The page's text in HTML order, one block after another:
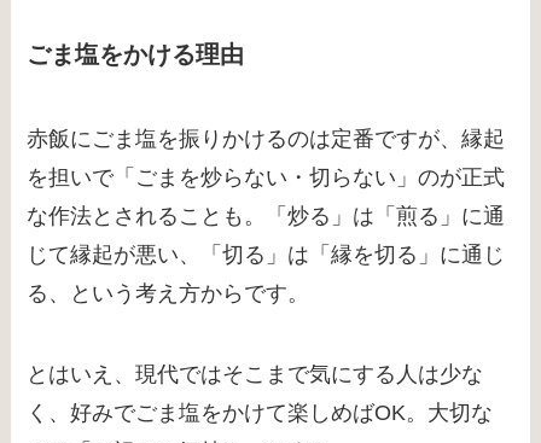
ごま塩をかける理由
赤飯にごま塩を振りかけるのは定番ですが、縁起
を担いで「ごまを炒らない・切らない」のが正式
な作法とされることも。「炒る」は「煎る」に通
じて縁起が悪い、「切る」は「縁を切る」に通じ
る、という考え方からです。
とはいえ、現代ではそこまで気にする人は少な
く、好みでごま塩をかけて楽しめばOK。大切な